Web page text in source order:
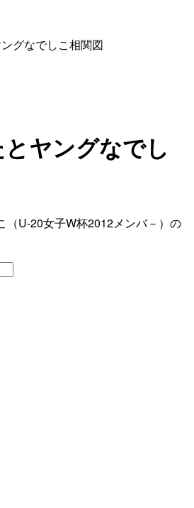
グなでしこ相関図
ヤングなでし
（U-20女子W杯2012メンバ－）の